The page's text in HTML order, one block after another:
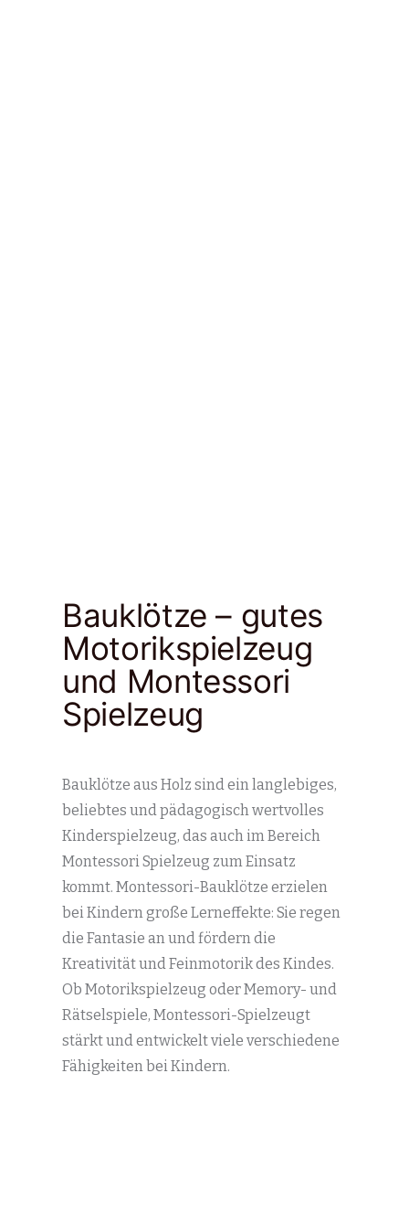
Bauklötze – gutes
Motorikspielzeug
und Montessori
Spielzeug
Bauklötze aus Holz sind ein langlebiges,
beliebtes und pädagogisch wertvolles
Kinderspielzeug, das auch im Bereich
Montessori Spielzeug zum Einsatz
kommt. Montessori-Bauklötze erzielen
bei Kindern große Lerneffekte: Sie regen
die Fantasie an und fördern die
Kreativität und Feinmotorik des Kindes.
Ob Motorikspielzeug oder Memory- und
Rätselspiele, Montessori-Spielzeugt
stärkt und entwickelt viele verschiedene
Fähigkeiten bei Kindern.